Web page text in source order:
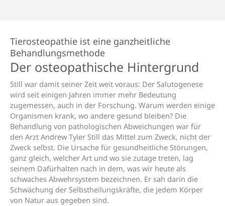
Tierosteopathie ist eine ganzheitliche
Behandlungsmethode
Der osteopathische Hintergrund
Still war damit seiner Zeit weit voraus: Der Salutogenese
wird seit einigen Jahren immer mehr Bedeutung
zugemessen, auch in der Forschung. Warum werden einige
Organismen krank, wo andere gesund bleiben? Die
Behandlung von pathologischen Abweichungen war für
den Arzt Andrew Tyler Still das Mittel zum Zweck, nicht der
Zweck selbst. Die Ursache für gesundheitliche Störungen,
ganz gleich, welcher Art und wo sie zutage treten, lag
seinem Dafürhalten nach in dem, was wir heute als
schwaches Abwehrsystem bezeichnen. Er sah darin die
Schwächung der Selbstheilungskräfte, die jedem Körper
von Natur aus gegeben sind.